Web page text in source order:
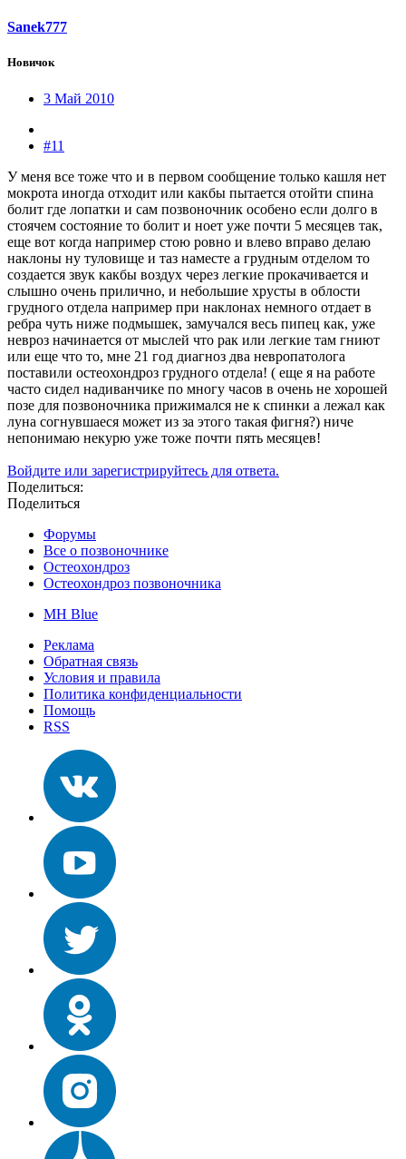
Sanek777
Новичок
3 Май 2010
#11
У меня все тоже что и в первом сообщение только кашля нет
мокрота иногда отходит или какбы пытается отойти спина
болит где лопатки и сам позвоночник особено если долго в
стоячем состояние то болит и ноет уже почти 5 месяцев так,
еще вот когда например стою ровно и влево вправо делаю
наклоны ну туловище и таз наместе а грудным отделом то
создается звук какбы воздух через легкие прокачивается и
слышно очень прилично, и небольшие хрусты в облости
грудного отдела например при наклонах немного отдает в
ребра чуть ниже подмышек, замучался весь пипец как, уже
невроз начинается от мыслей что рак или легкие там гниют
или еще что то, мне 21 год диагноз два невропатолога
поставили остеохондроз грудного отдела! ( еще я на работе
часто сидел надиванчике по многу часов в очень не хорошей
позе для позвоночника прижимался не к спинки а лежал как
луна согнувшаеся может из за этого такая фигня?) ниче
непонимаю некурю уже тоже почти пять месяцев!
Войдите или зарегистрируйтесь для ответа.
Поделиться:
Поделиться
Форумы
Все о позвоночнике
Остеохондроз
Остеохондроз позвоночника
MH Blue
Реклама
Обратная связь
Условия и правила
Политика конфиденциальности
Помощь
RSS